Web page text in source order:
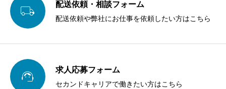
 配送依頼・相談フォーム
配送依頼や弊社にお仕事を依頼したい方はこちら
 求人応募フォーム
セカンドキャリアで働きたい方はこちら